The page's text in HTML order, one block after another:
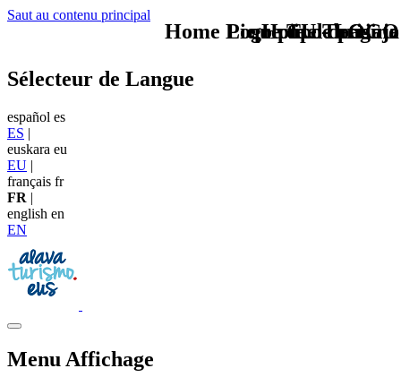
Saut au contenu principal
TU - LOGO
Sélecteur de Langue
español es
ES |
euskara eu
EU |
français fr
FR |
english en
EN
Menu Affichage
que tipo de viaje
Home Logo pie de página
Pie Home Turismo